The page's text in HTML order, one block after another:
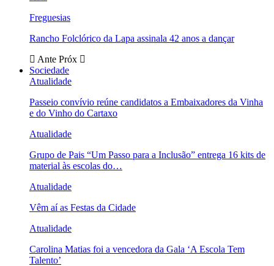
Freguesias
Rancho Folclórico da Lapa assinala 42 anos a dançar
Ante Próx
Sociedade
Atualidade
Passeio convívio reúne candidatos a Embaixadores da Vinha
e do Vinho do Cartaxo
Atualidade
Grupo de Pais “Um Passo para a Inclusão” entrega 16 kits de
material às escolas do…
Atualidade
Vêm aí as Festas da Cidade
Atualidade
Carolina Matias foi a vencedora da Gala ‘A Escola Tem
Talento’